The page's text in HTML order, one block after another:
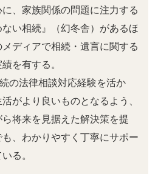
、家族関係の問題に注力する
い相続』（幻冬舎）があるほ
ディアで相続・遺言に関する
を有する。
の法律相談対応経験を活か
がより良いものとなるよう、
将来を見据えた解決策を提
、わかりやすく丁寧にサポー
る。